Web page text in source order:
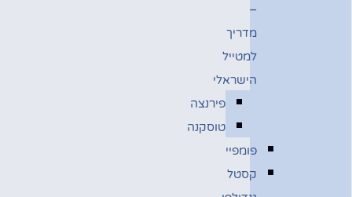
–
מדריך
למטייל
הישראלי
פירנצה
טוסקנה
פומפיי
קסטל